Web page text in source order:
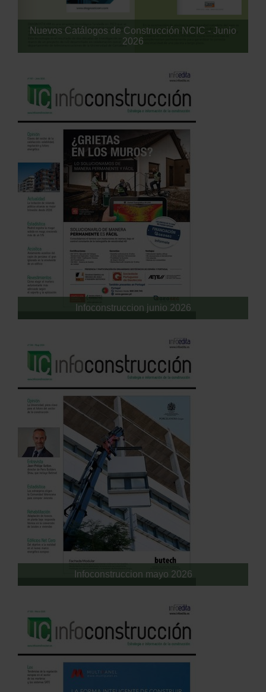
Nuevos Catálogos de Construcción NCIC - Junio
2026
Infoconstruccion junio 2026
Infoconstruccion mayo 2026